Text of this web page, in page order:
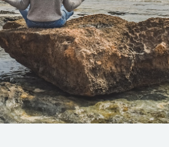
KONTAKT